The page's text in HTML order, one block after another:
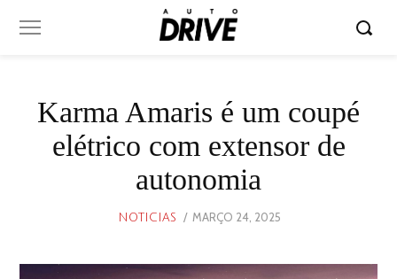
Karma Amaris é um coupé
elétrico com extensor de
autonomia
NOTICIAS
POSTED
MARÇO 24, 2025